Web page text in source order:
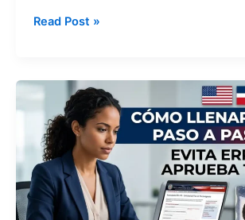
Nuevo
Dominicano
74-
25):
Guía
Completa
y
PDF
Read Post »